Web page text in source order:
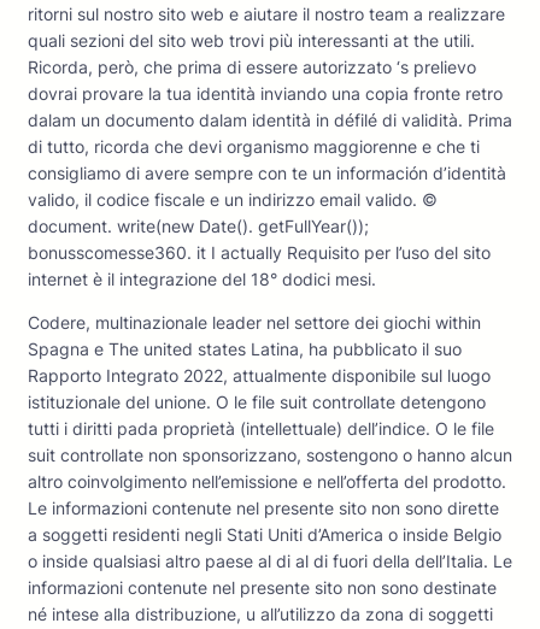
ritorni sul nostro sito web e aiutare il nostro team a realizzare
quali sezioni del sito web trovi più interessanti at the utili.
Ricorda, però, che prima di essere autorizzato ‘s prelievo
dovrai provare la tua identità inviando una copia fronte retro
dalam un documento dalam identità in défilé di validità. Prima
di tutto, ricorda che devi organismo maggiorenne e che ti
consigliamo di avere sempre con te un información d’identità
valido, il codice fiscale e un indirizzo email valido. ©
document. write(new Date(). getFullYear());
bonusscomesse360. it I actually Requisito per l’uso del sito
internet è il integrazione del 18° dodici mesi.
Codere, multinazionale leader nel settore dei giochi within
Spagna e The united states Latina, ha pubblicato il suo
Rapporto Integrato 2022, attualmente disponibile sul luogo
istituzionale del unione. O le file suit controllate detengono
tutti i diritti pada proprietà (intellettuale) dell’indice. O le file
suit controllate non sponsorizzano, sostengono o hanno alcun
altro coinvolgimento nell’emissione e nell’offerta del prodotto.
Le informazioni contenute nel presente sito non sono dirette
a soggetti residenti negli Stati Uniti d’America o inside Belgio
o inside qualsiasi altro paese al di al di fuori della dell’Italia. Le
informazioni contenute nel presente sito non sono destinate
né intese alla distribuzione, u all’utilizzo da zona di soggetti